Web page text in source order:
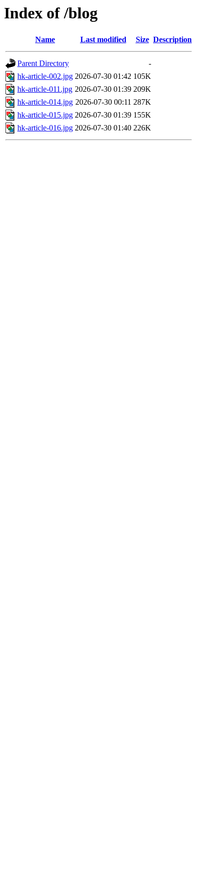
Index of /blog
Name Last modified Size Description
Parent Directory
-
hk-article-002.jpg 2026-07-30 01:42 105K
hk-article-011.jpg 2026-07-30 01:39 209K
hk-article-014.jpg 2026-07-30 00:11 287K
hk-article-015.jpg 2026-07-30 01:39 155K
hk-article-016.jpg 2026-07-30 01:40 226K